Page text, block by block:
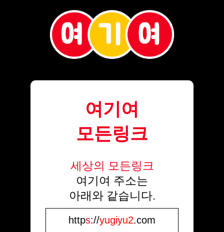
여기여
모든링크
세상의 모든링크
여기여 주소는
아래와 같습니다.
https://yugiyu2.com